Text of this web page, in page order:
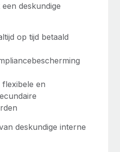
deskundige
op tijd betaald
en
deskundige interne